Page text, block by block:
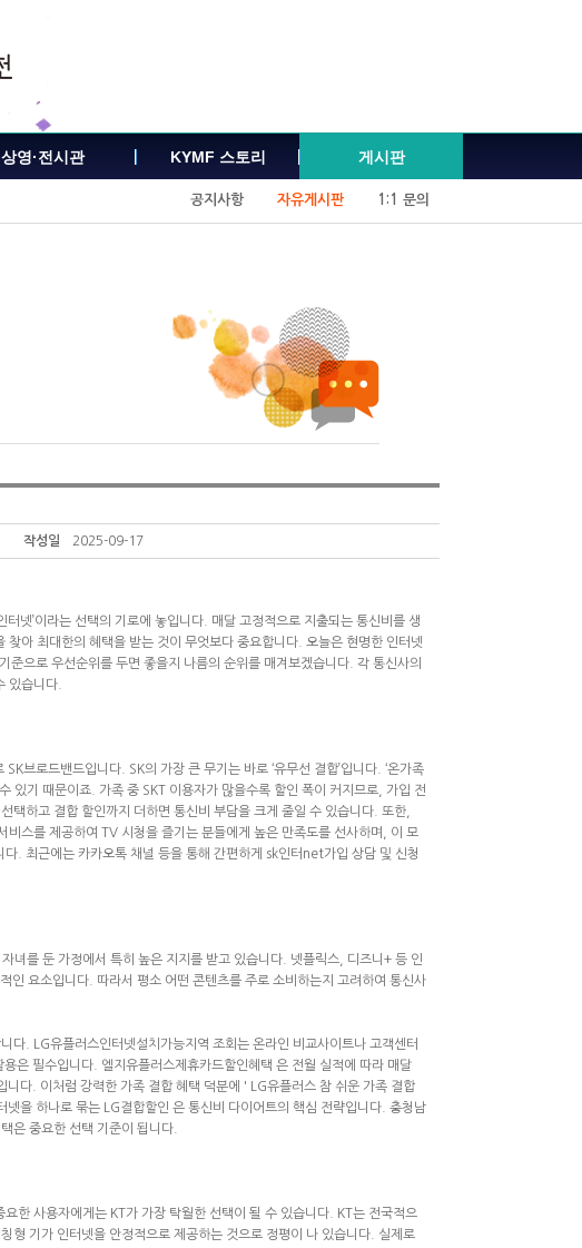
영·전시관 KYMF 스토리 게시판
공지사항 자유게시판 1:1 문의
작성일 2025-09-17
넷’이라는 선택의 기로에 놓입니다. 매달 고정적으로 지출되는 통신비를 생
아 최대한의 혜택을 받는 것이 무엇보다 중요합니다. 오늘은 현명한 인터넷
으로 우선순위를 두면 좋을지 나름의 순위를 매겨보겠습니다. 각 통신사의
있습니다.
브로드밴드입니다. SK의 가장 큰 무기는 바로 ‘유무선 결합’입니다. ‘온가족
있기 때문이죠. 가족 중 SKT 이용자가 많을수록 할인 폭이 커지므로, 가입 전
택하고 결합 할인까지 더하면 통신비 부담을 크게 줄일 수 있습니다. 또한,
스를 제공하여 TV 시청을 즐기는 분들에게 높은 만족도를 선사하며, 이 모
. 최근에는 카카오톡 채널 등을 통해 간편하게 sk인터net가입 상담 및 신청
녀를 둔 가정에서 특히 높은 지지를 받고 있습니다. 넷플릭스, 디즈니+ 등 인
인 요소입니다. 따라서 평소 어떤 콘텐츠를 주로 소비하는지 고려하여 통신사
다. LG유플러스인터넷설치가능지역 조회는 온라인 비교사이트나 고객센터
은 필수입니다. 엘지유플러스제휴카드할인혜택 은 전월 실적에 따라 매달
다. 이처럼 강력한 가족 결합 혜택 덕분에 '
LG유플러스 참 쉬운 가족 결합
넷을 하나로 묶는 LG결합할인 은 통신비 다이어트의 핵심 전략입니다. 충청남
은 중요한 선택 기준이 됩니다.
한 사용자에게는 KT가 가장 탁월한 선택이 될 수 있습니다. KT는 전국적으
형 기가 인터넷을 안정적으로 제공하는 것으로 정평이 나 있습니다. 실제로